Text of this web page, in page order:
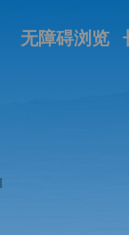
无障碍浏览